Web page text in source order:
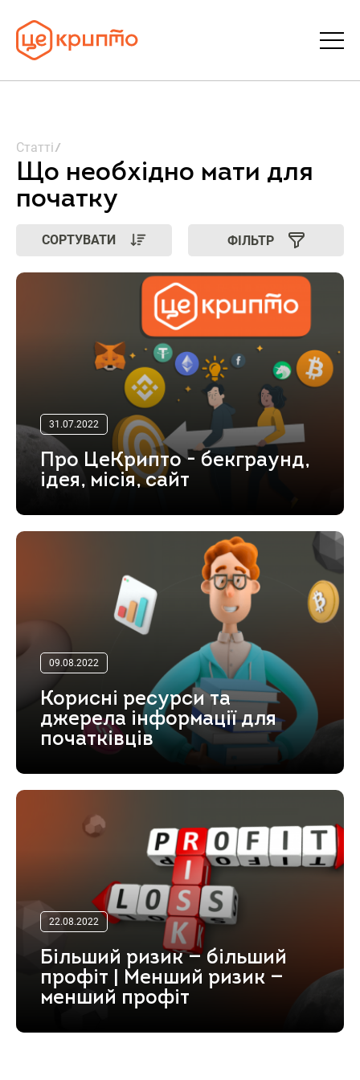
Про ЦеКрипто
Увійти | Реєстрація
Статті
Що необхідно мати для
початку
СОРТУВАТИ ФІЛЬТР
31.07.2022
Про ЦеКрипто - бекграунд,
ідея, місія, сайт
09.08.2022
Корисні ресурси та
джерела інформації для
початківців
22.08.2022
Більший ризик — більший
профіт | Менший ризик —
менший профіт